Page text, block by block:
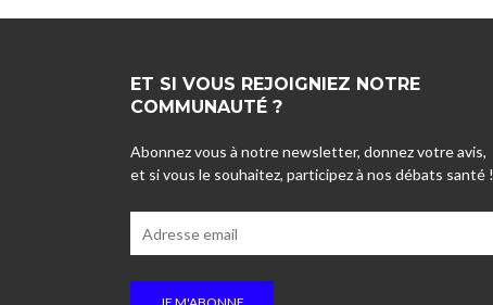
ET SI VOUS REJOIGNIEZ NOTRE
COMMUNAUTÉ ?
Abonnez vous à notre newsletter, donnez votre avis,
et si vous le souhaitez, participez à nos débats santé !